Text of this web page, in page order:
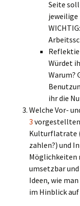
Seite
jeweilige
Würdet
Warum?
ihr die
Welche Vor-
3
Kulturflatrate
zahlen?) und
Möglichkeiten
umsetzbar
Ideen, wie
im Hinblick